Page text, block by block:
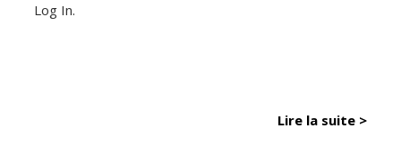
Log In.
Lire la suite >